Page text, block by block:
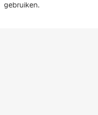
gebruiken.